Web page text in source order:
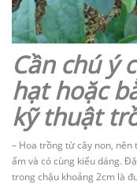
Cần chú ý
hạt hoặc
kỹ thuật
– Hoa trồng từ cây non,
ẩm và có cùng kiểu dáng.
trong chậu khoảng 2cm là